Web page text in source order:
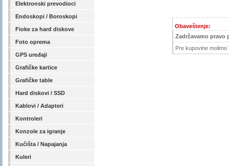
Elektronski prevodioci
Endoskopi / Boroskopi
Fioke za hard diskove
Foto oprema
GPS uređaji
Grafičke kartice
Grafičke table
Hard diskovi / SSD
Kablovi / Adapteri
Kontroleri
Konzole za igranje
Kućišta / Napajanja
Kuleri
Obaveštenje:
Zadržavamo pravo
Pre kupovine